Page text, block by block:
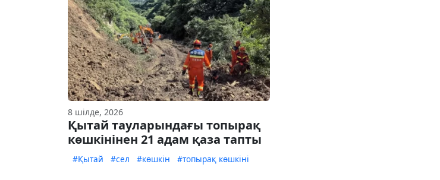
8 шілде, 2026
Қытай тауларындағы топырақ
көшкінінен 21 адам қаза тапты
#Қытай #сел #көшкін #топырақ көшкіні